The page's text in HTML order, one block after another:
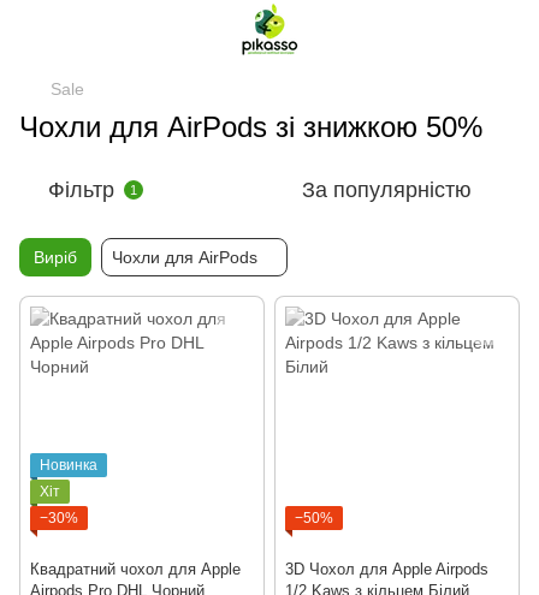
Sale
Чохли для AirPods зі знижкою 50%
Фільтр 1 За популярністю
Виріб Чохли для AirPods
Новинка
Хіт
−30%
Квадратний чохол для Apple
Airpods Pro DHL Чорний
−50%
3D Чохол для Apple Airpods
1/2 Kaws з кільцем Білий